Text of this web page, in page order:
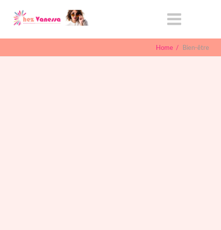
Home / Bien-être